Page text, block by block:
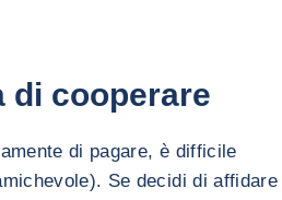
di cooperare
di pagare, è difficile
Se decidi di affidare